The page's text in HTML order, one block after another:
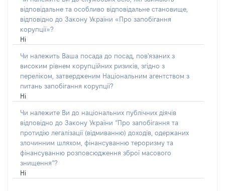
відповідальне та особливо відповідальне становище,
відповідно до Закону України «Про запобігання
корупції»?
Ні
Чи належить Ваша посада до посад, пов'язаних з
високим рівнем корупційних ризиків, згідно з
переліком, затвердженим Національним агентством з
питань запобігання корупції?
Ні
Чи належите Ви до національних публічних діячів
відповідно до Закону України “Про запобігання та
протидію легалізації (відмиванню) доходів, одержаних
злочинним шляхом, фінансуванню тероризму та
фінансуванню розповсюдження зброї масового
знищення”?
Ні